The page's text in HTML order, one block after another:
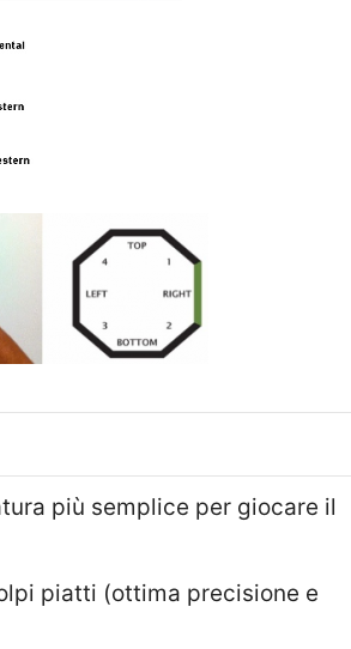
più semplice per giocare il
piatti (ottima precisione e